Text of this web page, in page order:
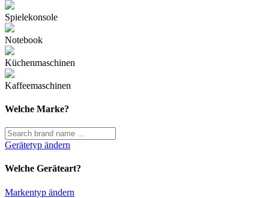
Spielekonsole
Notebook
Küchenmaschinen
Kaffeemaschinen
Welche Marke?
Gerätetyp ändern
Welche Geräteart?
Markentyp ändern